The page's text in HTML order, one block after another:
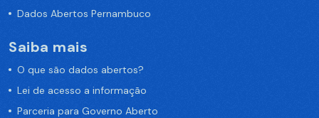
Dados Abertos Pernambuco
Saiba mais
O que são dados abertos?
Lei de acesso a informação
Parceria para Governo Aberto